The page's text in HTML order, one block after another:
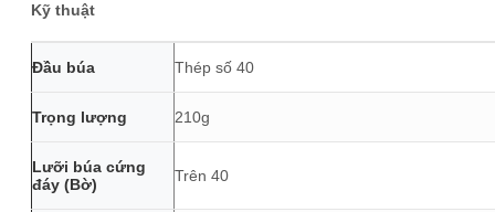
Kỹ thuật
Đầu búa Thép số 40
Trọng lượng 210g
Lưỡi búa cứng
đáy (Bờ)
Trên 40